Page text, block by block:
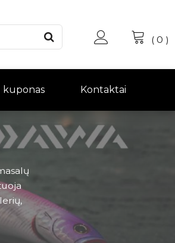
( 0 )
kuponas Kontaktai